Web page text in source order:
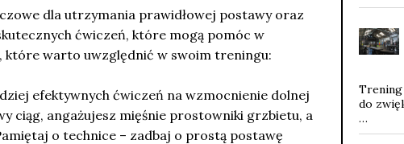
dla utrzymania prawidłowej postawy oraz
ćwiczeń, które mogą pomóc w
które warto uwzględnić w swoim treningu:
efektywnych ćwiczeń na wzmocnienie dolnej
ciąg, angażujesz mięśnie prostowniki grzbietu, a
o technice – zadbaj o prostą postawę
do
…